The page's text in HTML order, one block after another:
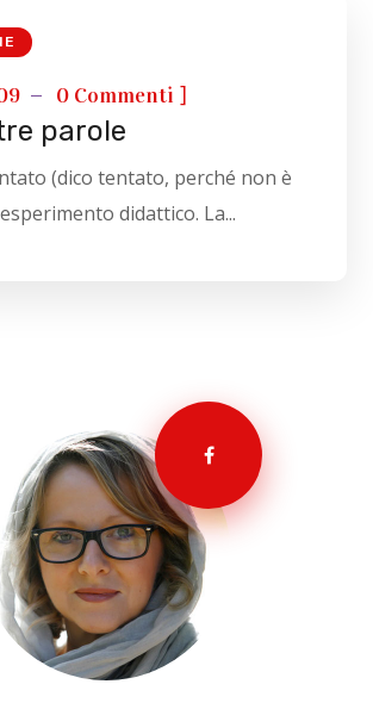
0 Commenti ]
parole
(dico tentato, perché non è
didattico. La...